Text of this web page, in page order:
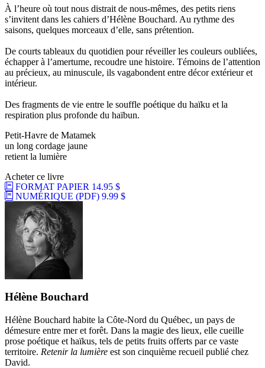
À l’heure où tout nous distrait de nous-mêmes, des petits riens
s’invitent dans les cahiers d’Hélène Bouchard. Au rythme des
saisons, quelques morceaux d’elle, sans prétention.
De courts tableaux du quotidien pour réveiller les couleurs oubliées,
échapper à l’amertume, recoudre une histoire. Témoins de l’attention
au précieux, au minuscule, ils vagabondent entre décor extérieur et
intérieur.
Des fragments de vie entre le souffle poétique du haïku et la
respiration plus profonde du haïbun.
Petit-Havre de Matamek
un long cordage jaune
retient la lumière
Acheter ce livre
FORMAT PAPIER 14.95 $
NUMÉRIQUE (PDF) 9.99 $
Hélène Bouchard
Hélène Bouchard habite la Côte-Nord du Québec, un pays de
démesure entre mer et forêt. Dans la magie des lieux, elle cueille
prose poétique et haïkus, tels de petits fruits offerts par ce vaste
territoire. Retenir la lumière est son cinquième recueil publié chez
David.